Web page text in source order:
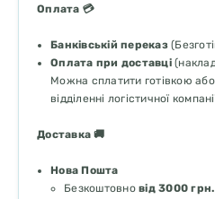
Оплата 💳
Банківській переказ
Оплата при доставці
Можна сплатити готівкою
відділенні логістичної
Доставка 🚚
Нова Пошта
Безкоштовно від 3000 грн.